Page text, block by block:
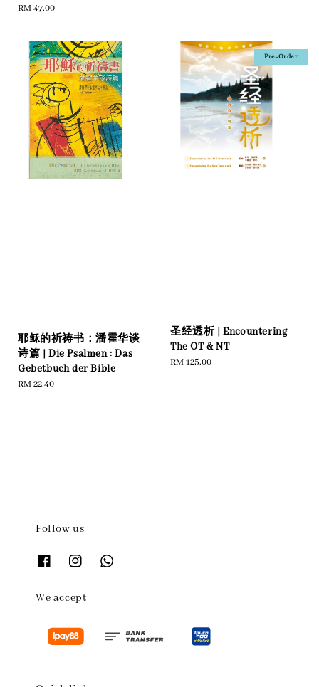
Regular
RM 47.00
耶稣的祈祷书：潘霍华谈
诗篇 | Die Psalmen : Das
Gebetbuch der Bible
Regular
RM 22.40
Pre-Order
圣经透析 | Encountering
The OT & NT
Regular
RM 125.00
Follow us
We accept